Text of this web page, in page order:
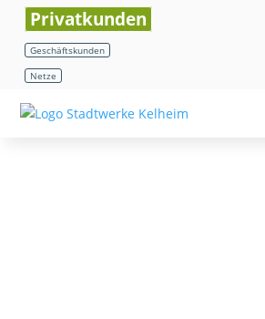
Privatkunden
Geschäftskunden
Netze